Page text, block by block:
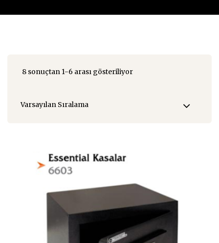
8 sonuçtan 1-6 arası gösteriliyor